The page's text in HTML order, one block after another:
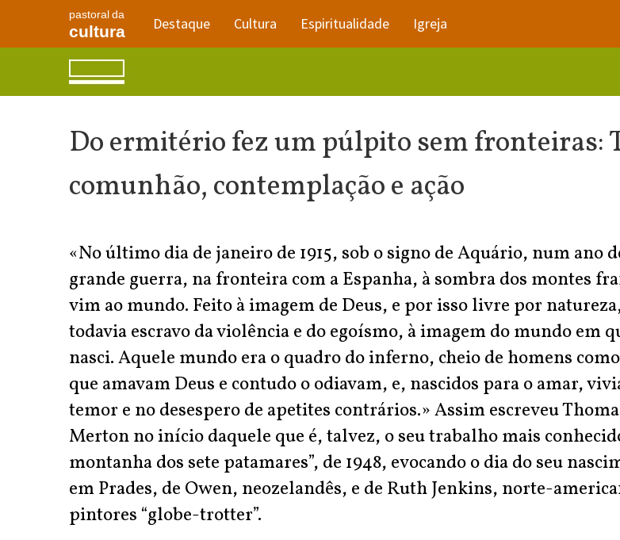
pastoral da
cultura Destaque Cultura Espiritualidade Igreja
Do ermitério fez um púlpito sem fronteiras:
comunhão, contemplação e ação
«No último dia de janeiro de 1915, sob o signo de Aquário, num ano
grande guerra, na fronteira com a Espanha, à sombra dos montes
vim ao mundo. Feito à imagem de Deus, e por isso livre por
todavia escravo da violência e do egoísmo, à imagem do mundo em
nasci. Aquele mundo era o quadro do inferno, cheio de homens
que amavam Deus e contudo o odiavam, e, nascidos para o amar,
temor e no desespero de apetites contrários.» Assim escreveu
Merton no início daquele que é, talvez, o seu trabalho mais
montanha dos sete patamares”, de 1948, evocando o dia do seu
em Prades, de Owen, neozelandês, e de Ruth Jenkins, norte-
pintores “globe-trotter”.